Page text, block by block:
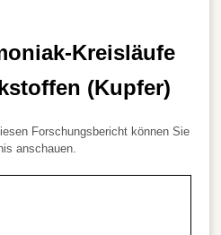
Kreisläufe
(Kupfer)
Forschungsbericht können Sie
anschauen.